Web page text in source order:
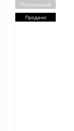
Популярный
Продано